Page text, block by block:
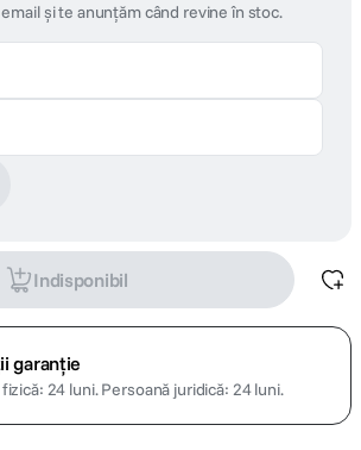
și te anunțăm când revine în stoc.
Indisponibil
garanție
24 luni.Persoană juridică: 24 luni.